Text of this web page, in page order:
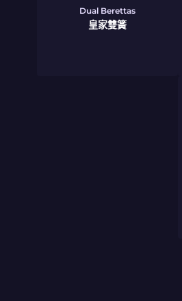
Dual Berettas
皇家雙簧